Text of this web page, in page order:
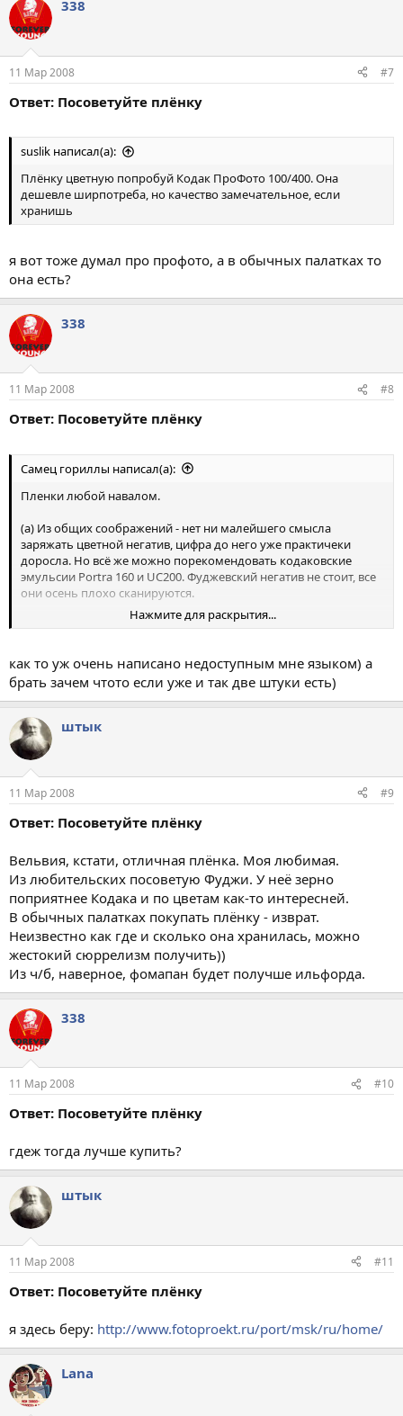
338
11 Мар 2008 #7
Ответ: Посоветуйте плёнку
suslik написал(а):
Плёнку цветную попробуй Кодак ПроФото 100/400. Она
дешевле ширпотреба, но качество замечательное, если
хранишь
я вот тоже думал про профото, а в обычных палатках то
она есть?
338
11 Мар 2008 #8
Ответ: Посоветуйте плёнку
Самец гориллы написал(а):
Пленки любой навалом.
(а) Из общих соображений - нет ни малейшего смысла
заряжать цветной негатив, цифра до него уже практичеки
доросла. Но всё же можно порекомендовать кодаковские
эмульсии Portra 160 и UC200. Фуджевский негатив не стоит, все
они осень плохо сканируются.
(б) А из слайдов (для чего эта техника как раз осмысленна)
Velvia лучше не надо, хрен толком отсканируете, но если брать
её, то только которая 100
(б) ЧБ также не советую. Для ЧБ лучше возьмите ФЭД или
Зоркий, их оптика, в отличие от, рисует намного интереснее, а
для ЧБ оно вдвойне важно. Если много денег - берите Илфорд,
если мало - сейчас пока еще можно достать адвашу.
Нажмите для раскрытия...
как то уж очень написано недоступным мне языком) а
брать зачем чтото если уже и так две штуки есть)
штык
11 Мар 2008 #9
Ответ: Посоветуйте плёнку
Вельвия, кстати, отличная плёнка. Моя любимая.
Из любительских посоветую Фуджи. У неё зерно
поприятнее Кодака и по цветам как-то интересней.
В обычных палатках покупать плёнку - изврат.
Неизвестно как где и сколько она хранилась, можно
жестокий сюррелизм получить))
Из ч/б, наверное, фомапан будет получше ильфорда.
338
11 Мар 2008 #10
Ответ: Посоветуйте плёнку
гдеж тогда лучше купить?
штык
11 Мар 2008 #11
Ответ: Посоветуйте плёнку
я здесь беру: http://www.fotoproekt.ru/port/msk/ru/home/
Lana